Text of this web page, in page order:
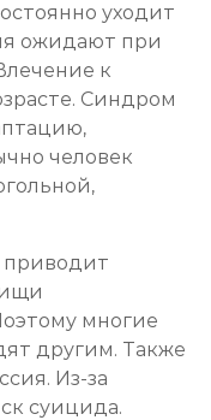
уходит
ожидают при
к
Синдром
человек
приводит
многие
другим. Также
Из-за
суицида.